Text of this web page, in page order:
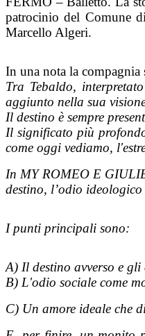
patrocinio del Comune
Marcello Algeri.
In una nota la compagnia
Tra Tebaldo,
aggiunto nella sua
Il destino è sempre
Il significato più
come oggi vediamo,
In MY ROMEO E
destino, l’odio
I punti principali sono:
A) Il destino avverso e
B) L'odio sociale come
C) Un amore ideale che